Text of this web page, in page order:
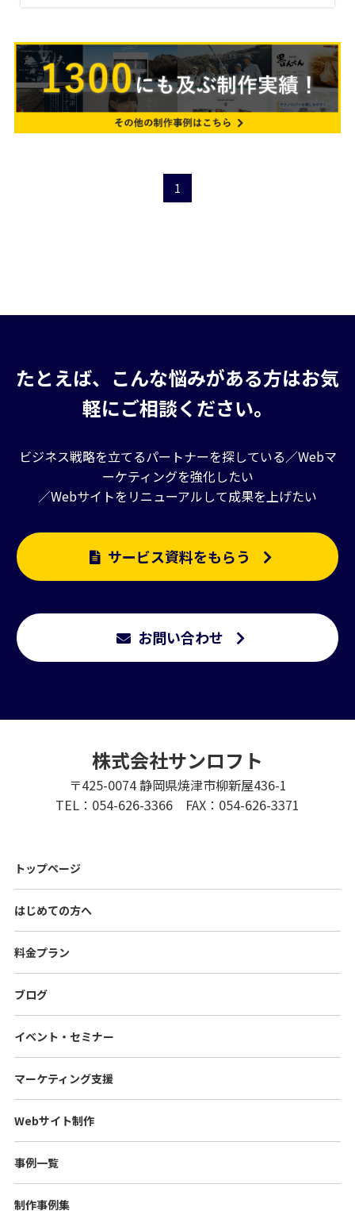
1
たとえば、こんな悩みがある方はお気
軽にご相談ください。
ビジネス戦略を立てるパートナーを探している／Webマ
ーケティングを強化したい
／Webサイトをリニューアルして成果を上げたい
サービス資料をもらう
お問い合わせ
株式会社サンロフト
〒425-0074 静岡県焼津市柳新屋436-1
TEL：054-626-3366 FAX：054-626-3371
トップページ
はじめての方へ
料金プラン
ブログ
イベント・セミナー
マーケティング支援
Webサイト制作
事例一覧
制作事例集